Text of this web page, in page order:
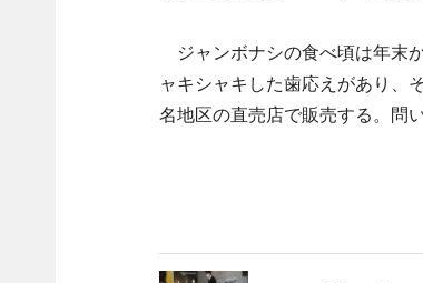
ジャンボナシの食べ頃は年末
ャキシャキした歯応えがあり、
名地区の直売店で販売する。問